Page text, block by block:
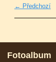
← Předchozí
Fotoalbum